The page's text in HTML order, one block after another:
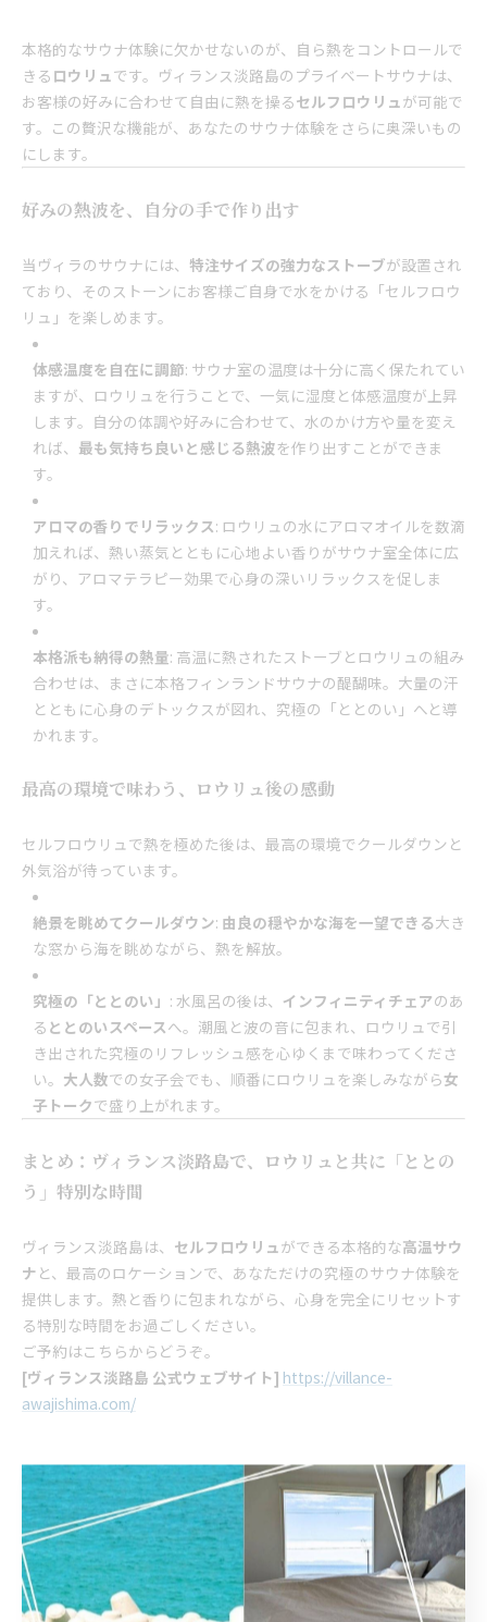
本格的なサウナ体験に欠かせないのが、自ら熱をコントロールで
きる ロウリュです。ヴィランス淡路島のプライベートサウナは、
お客様の好みに合わせて自由に熱を操るセルフロウリュが可能で
す。この贅沢な機能が、あなたのサウナ体験をさらに奥深いもの
にします。
好みの熱波を、自分の手で作り出す
当ヴィラのサウナには、 特注サイズの強力なストーブが設置され
ており、そのストーンにお客様ご自身で水をかける「セルフロウ
リュ」を楽しめます。
体感温度を自在に調節: サウナ室の温度は十分に高く保たれてい
ますが、ロウリュを行うことで、一気に湿度と体感温度が上昇
します。自分の体調や好みに合わせて、水のかけ方や量を変え
れば、 最も気持ち良いと感じる熱波を作り出すことができま
す。
アロマの香りでリラックス: ロウリュの水にアロマオイルを数滴
加えれば、熱い蒸気とともに心地よい香りがサウナ室全体に広
がり、アロマテラピー効果で心身の深いリラックスを促しま
す。
本格派も納得の熱量: 高温に熱されたストーブとロウリュの組み
合わせは、まさに本格フィンランドサウナの醍醐味。大量の汗
とともに心身のデトックスが図れ、究極の「ととのい」へと導
かれます。
最高の環境で味わう、ロウリュ後の感動
セルフロウリュで熱を極めた後は、最高の環境でクールダウンと
外気浴が待っています。
絶景を眺めてクールダウン: 由良の穏やかな海を一望できる大き
な窓から海を眺めながら、熱を解放。
究極の「ととのい」 : 水風呂の後は、 インフィニティチェアのあ
る ととのいスペースへ。潮風と波の音に包まれ、ロウリュで引
き出された究極のリフレッシュ感を心ゆくまで味わってくださ
い。 大人数での女子会でも、順番にロウリュを楽しみながら女
子トークで盛り上がれます。
まとめ：ヴィランス淡路島で、ロウリュと共に「ととの
う」特別な時間
ヴィランス淡路島は、 セルフロウリュができる本格的な高温サウ
ナ と、最高のロケーションで、あなただけの究極のサウナ体験を
提供します。熱と香りに包まれながら、心身を完全にリセットす
る特別な時間をお過ごしください。
ご予約はこちらからどうぞ。
[ヴィランス淡路島 公式ウェブサイト] https://villance-
awajishima.com/
--------------------------------------------------------------------
--
ヴィランス淡路島
住所 :兵庫県洲本市由良町由良7-1
電話番号 :​090-5764-1776